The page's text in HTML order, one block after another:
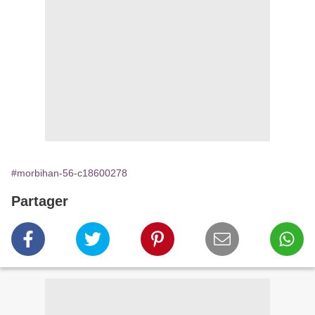
#morbihan-56-c18600278
Partager